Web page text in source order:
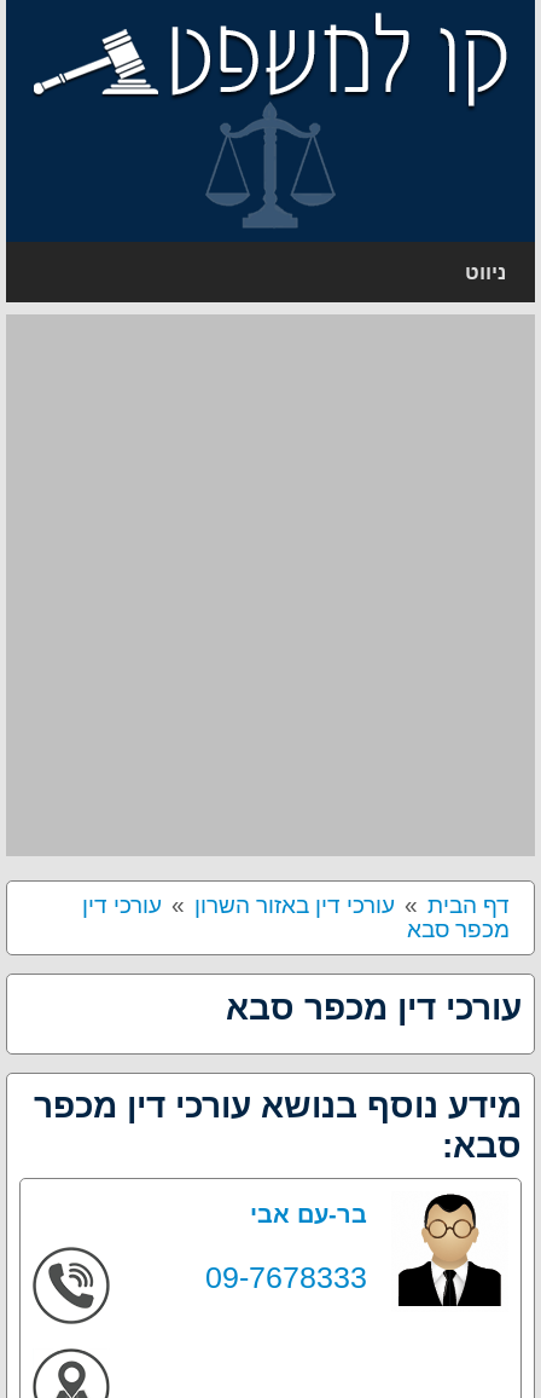
ניווט
דף הבית עורכי דין באזור השרון
עורכי דין
מכפר סבא
עורכי דין מכפר סבא
מידע נוסף בנושא עורכי דין מכפר
סבא:
בר-עם אבי
09-7678333